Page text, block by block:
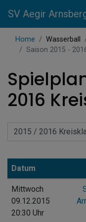
SV Aegir
Home Wasserball
Saison 2015 -
2016
Datum
Mittwoch
09.12.2015
20:30 Uhr